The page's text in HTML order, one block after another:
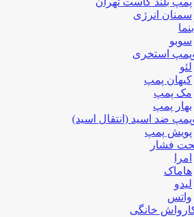
سمنان انرژی
سوبو
استخری
لئو
کیهان پمپ
مک پمپ
بهار پمپ
ضد اسید (انتقال اسید)
پویش پمپ
فشار
امرا
هاماک
لیدو
واتس
خانگی